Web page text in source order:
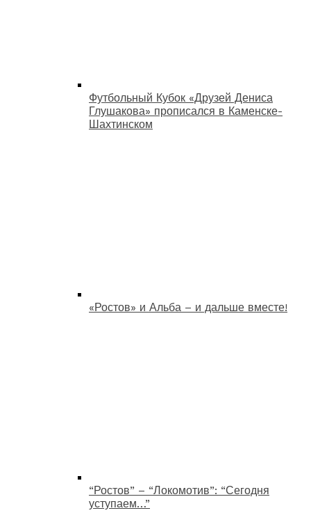
Футбольный Кубок «Друзей Дениса
Глушакова» прописался в Каменске-
Шахтинском
«Ростов» и Альба – и дальше вместе!
“Ростов” – “Локомотив”: “Сегодня
уступаем…”